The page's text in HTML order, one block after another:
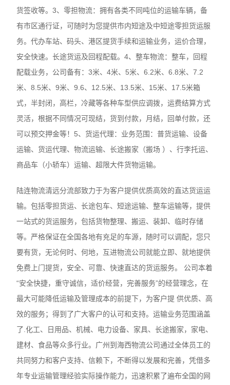
货签收等。3、零担物流：拥有各类不同吨位的运输车辆，备
有市区通行证，可随时为您提供市内短途及中短途零担货运服
务。代办车站、码头、港区提货手续和运输业务，运价合理，
安全快速。长途货运及回程配载。4、整车物流：整车，回程
配载业务，公司备有：3米、4米、5米、6.2米、6.8米、7.2
米、8.5米、9米、9.6、12.5米、13.5米、15米、17.5米箱
式，半封闭，高栏，冷藏等各种车型供应调拨，运费结算方式
灵活，根据不同情况可现结，货到付款，月结，回单付款，还
可以预交押金等！5、货运代理：业务范围：普货运输、设备
运输、货运代理、物流运输、长途搬家（搬场 ）、行李托运、
商品车（小轿车）运输、超限大件货物运输。
陆连物流清远分流部致力于为客户提供优质高效的直达货运运
输。包括零担货运、长途包车、短途运输、整车运输等，提供
一站式的货运服务，包括货物整理、搬运、装卸、临时存储
等。严格保证在全国各地有充足的车源，随时可以调配，您只
要有货，无论何时、何地，互进物流公司就能立即、就地提供
免费上门提货，安全、可靠、快速直达的货运服务。 公司本着
“安全快捷，重守诚信，适价经营，完善服务”的经营理念，在
最大可能降低运输及管理成本的前提下，为客户提 供优质、高
效的服务；得到了广大客户的认可和支持。运输业务范围涵盖
了.化工、日用品、机械、电力设备、家具、长途搬家，家电、
建材、食品等众多行业。广州到海西物流公司通过全体员工的
共同努力和客户支持、信赖下，不断得以发展和完善，凭借多
年专业运输管理经验实际操作能力，迅速积累了遍布全国的网